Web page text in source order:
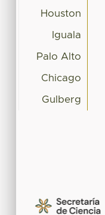
Houston
Iguala
Palo Alto
Chicago
Gulberg